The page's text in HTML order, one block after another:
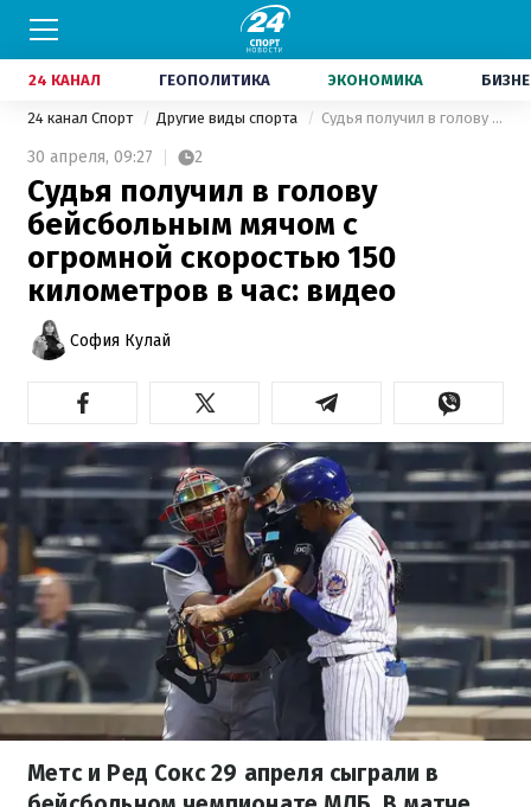
24 КАНАЛ ГЕОПОЛИТИКА ЭКОНОМИКА
24 канал Спорт Другие виды спорта Судья получил в голову бейсбольным мячом с огромной скоростью 150 километров в час: видео
30 апреля, 09:27 2
Судья получил в голову
бейсбольным мячом с
огромной скоростью 150
километров в час: видео
София Кулай
Метс и Ред Сокс 29 апреля сыграли в